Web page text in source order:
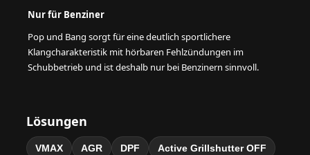
Nur für Benziner
Pop und Bang sorgt für eine deutlich sportlichere
Klangcharakteristik mit hörbaren Fehlzündungen im
Schubbetrieb und ist deshalb nur bei Benzinern sinnvoll.
Lösungen
VMAX AGR DPF Active Grillshutter OFF